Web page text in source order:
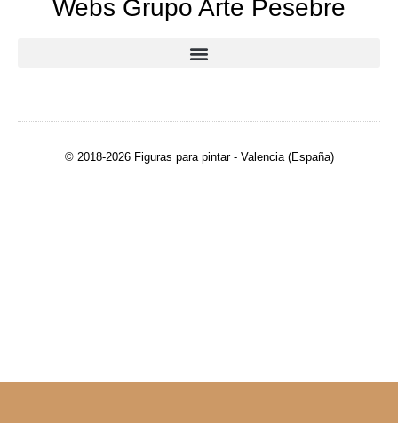
Webs Grupo Arte Pesebre
© 2018-2026 Figuras para pintar - Valencia (España)